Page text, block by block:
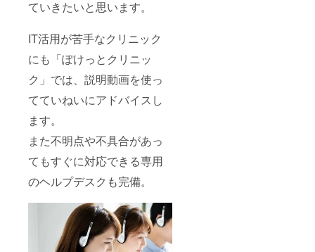
ていきたいと思います。
IT活用が苦手なクリニック
にも「ぽけっとクリニッ
ク」では、説明動画を使っ
てていねいにアドバイスし
ます。
また不明点や不具合があっ
てもすぐに対応できる専用
のヘルプデスクも完備。